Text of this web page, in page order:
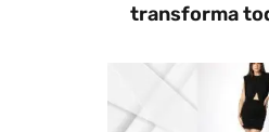
transforma